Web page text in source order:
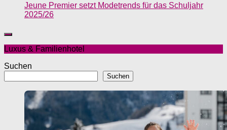
Jeune Premier setzt Modetrends für das Schuljahr
2025/26
Luxus & Familienhotel
Suchen
Suchen